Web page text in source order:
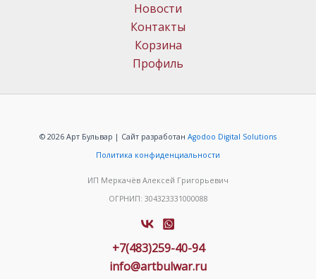
Новости
Контакты
Корзина
Профиль
© 2026 Арт Бульвар | Сайт разработан Agodoo Digital Solutions
Политика конфиденциальности
ИП Меркачёв Алексей Григорьевич
ОГРНИП: 304323331000088
+7(483)259-40-94
info@artbulwar.ru